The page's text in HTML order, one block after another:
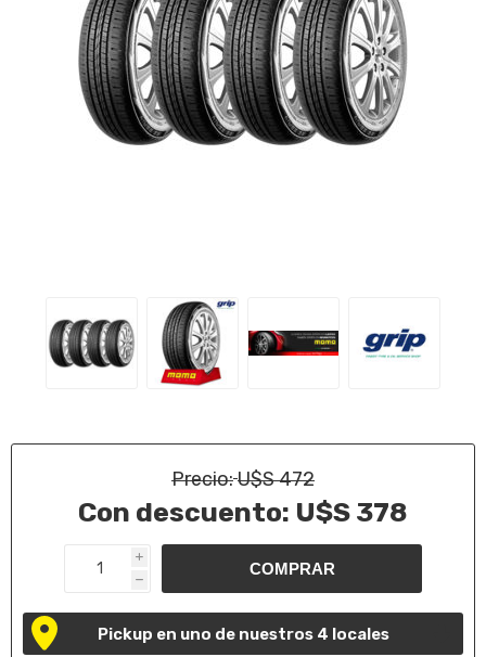
Precio:U$S 472
Con descuento: U$S 378
i
h
Pickup en uno de nuestros 4 locales